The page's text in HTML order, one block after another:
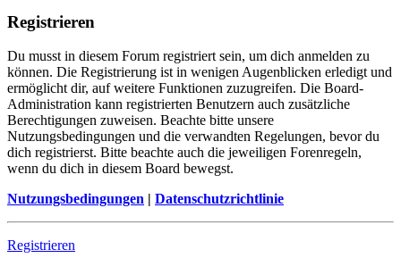
Registrieren
Du musst in diesem Forum registriert sein, um dich anmelden zu
können. Die Registrierung ist in wenigen Augenblicken erledigt und
ermöglicht dir, auf weitere Funktionen zuzugreifen. Die Board-
Administration kann registrierten Benutzern auch zusätzliche
Berechtigungen zuweisen. Beachte bitte unsere
Nutzungsbedingungen und die verwandten Regelungen, bevor du
dich registrierst. Bitte beachte auch die jeweiligen Forenregeln,
wenn du dich in diesem Board bewegst.
Nutzungsbedingungen | Datenschutzrichtlinie
Registrieren